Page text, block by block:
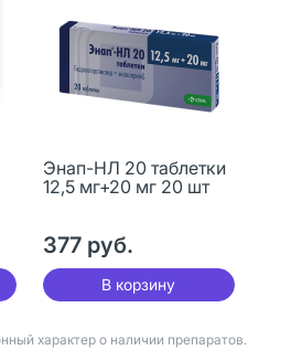
Энап-НЛ 20 таблетки
12,5 мг+20 мг 20 шт
377 руб.
В корзину
характер о наличии препаратов.